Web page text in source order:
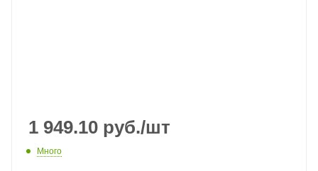
1 949.10 руб./шт
Много